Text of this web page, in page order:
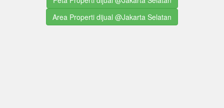
Area Properti dijual @Jakarta Selatan